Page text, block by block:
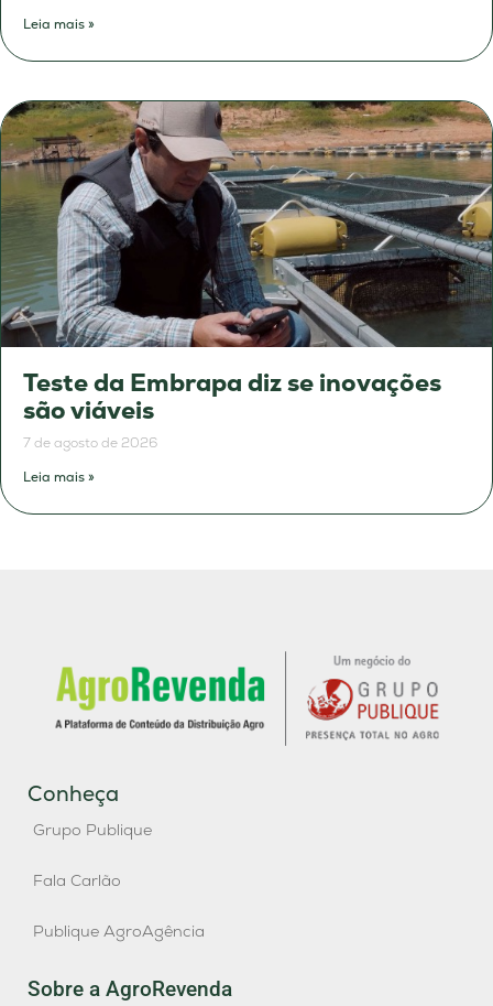
Leia mais »
Teste da Embrapa diz se inovações
são viáveis
7 de agosto de 2026
Leia mais »
Conheça
Grupo Publique
Fala Carlão
Publique AgroAgência
Sobre a AgroRevenda